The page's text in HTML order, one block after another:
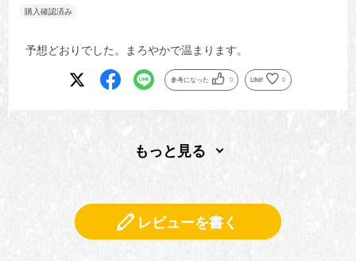
予想どおりでした。まろやかで温まります。
参考になった 0 Like! 0
もっと見る
レビューを書く